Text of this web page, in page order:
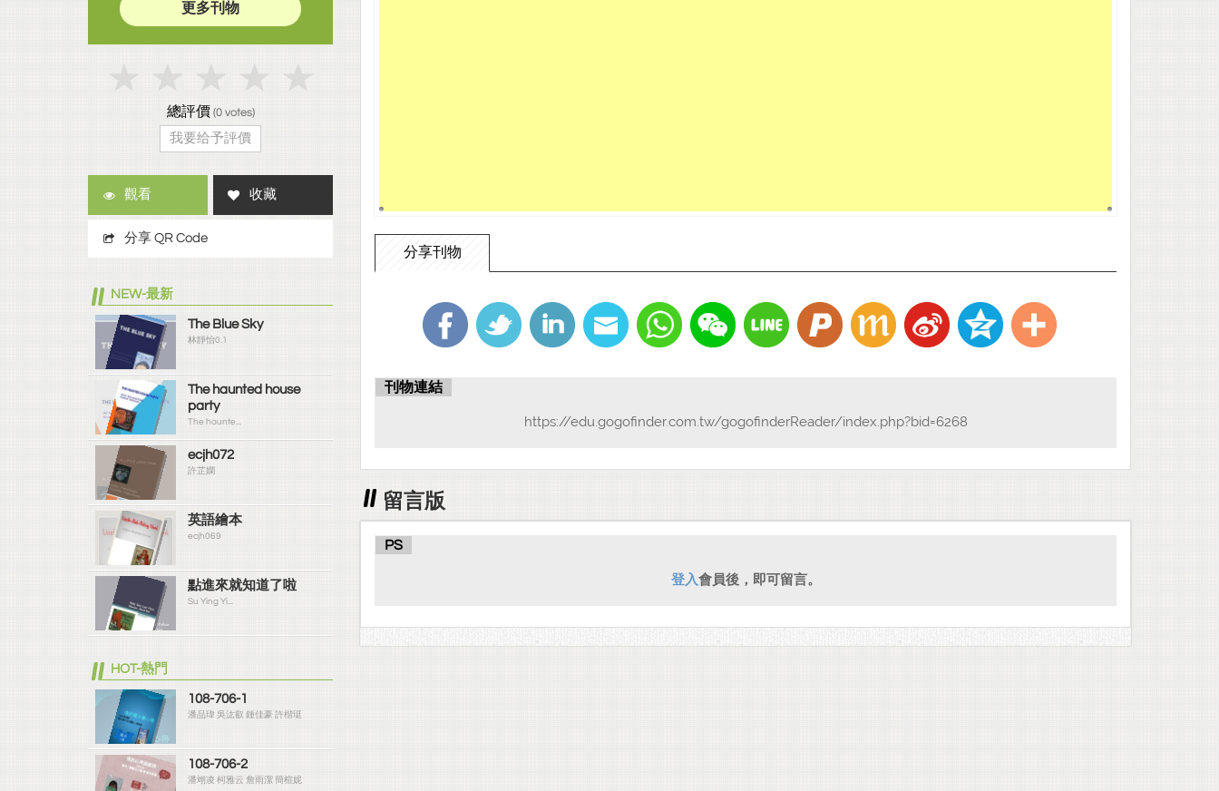
分享刊物
刊物連結
https://edu.gogofinder.com.tw/gogofinderReader/index.php?bid=6268
留言版
PS
登入會員後，即可留言。
更多刊物
總評價 (0votes)
我要给予評價
觀看 收藏
分享 QR Code
NEW-最新
The Blue Sky
林靜怡0.1
The haunted house
party
The haunte...
ecjh072
許芷嫻
英語繪本
ecjh069
點進來就知道了啦
Su Ying Yi...
HOT-熱門
108-706-1
潘品瑋 吳汯叡 鍾佳豪 許楷珽
108-706-2
潘翊凌 柯雅云 詹雨潔 簡楦妮